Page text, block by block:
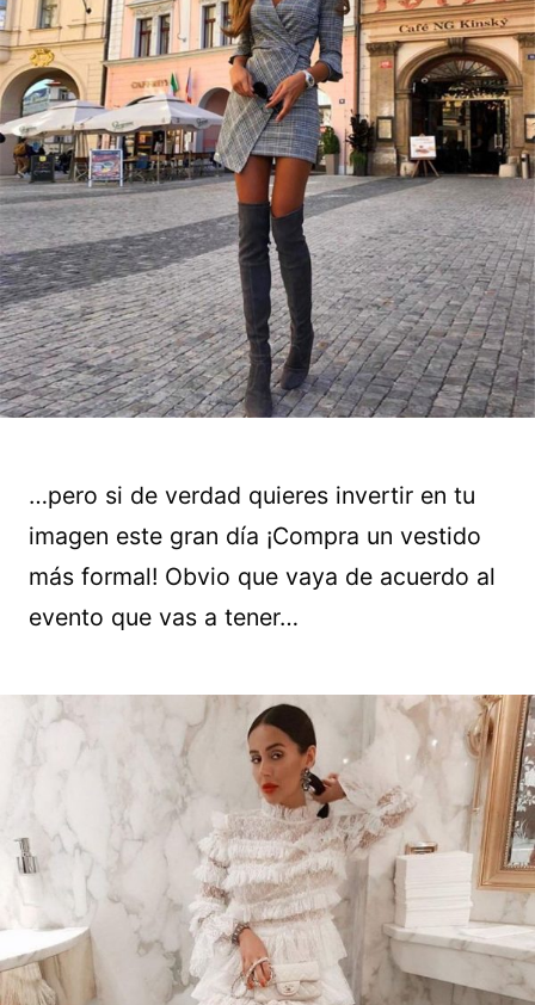
…pero si de verdad quieres invertir en tu
imagen este gran día ¡Compra un vestido
más formal! Obvio que vaya de acuerdo al
evento que vas a tener…